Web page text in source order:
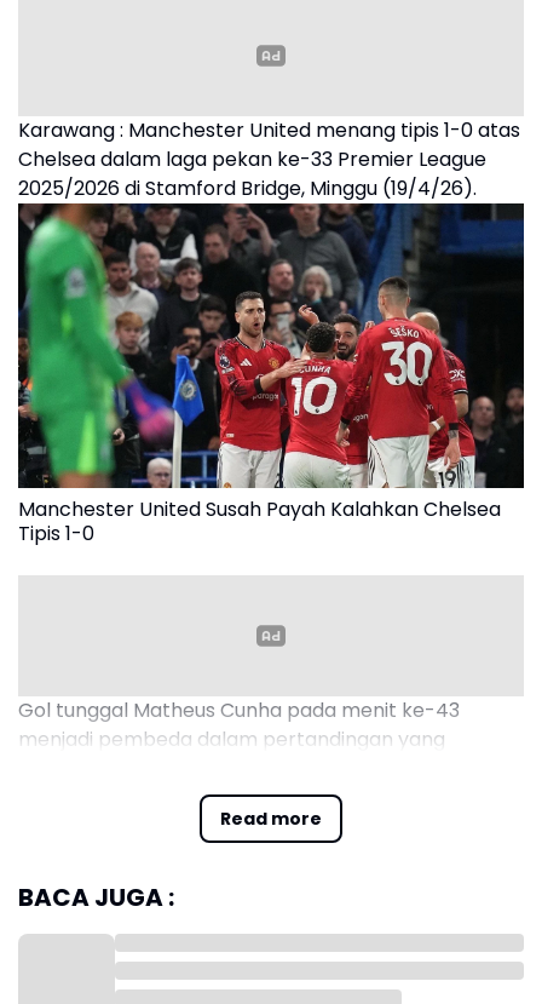
Read more
Karawang : Manchester United menang tipis 1-0 atas
Chelsea dalam laga pekan ke-33 Premier League
2025/2026 di Stamford Bridge, Minggu (19/4/26).
Manchester United Susah Payah Kalahkan Chelsea
Tipis 1-0
Gol tunggal Matheus Cunha pada menit ke-43
menjadi pembeda dalam pertandingan yang
BACA JUGA :